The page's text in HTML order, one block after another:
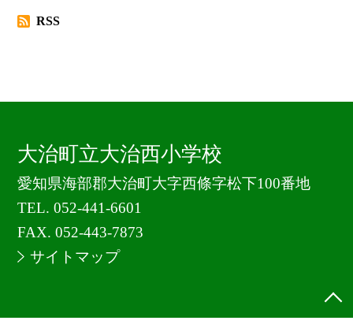
RSS
大治町立大治西小学校
愛知県海部郡大治町大字西條字松下100番地
TEL.052-441-6601
FAX. 052-443-7873
サイトマップ